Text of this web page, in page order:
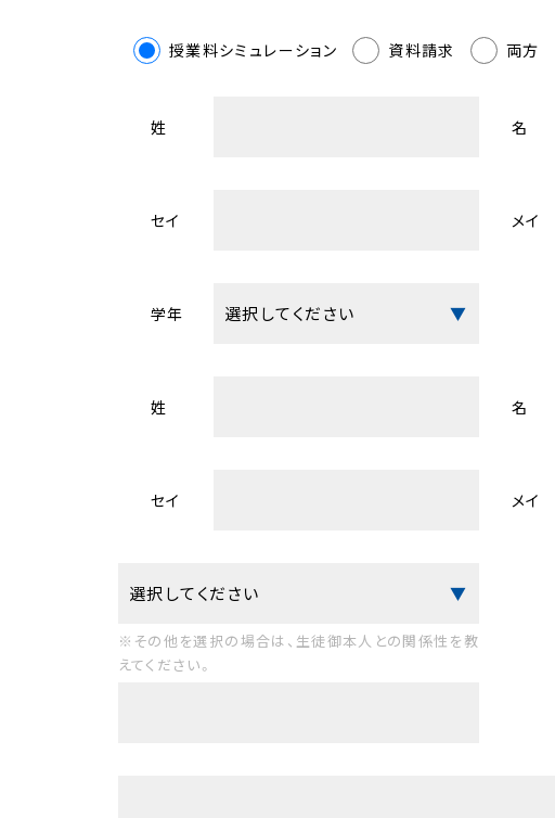
授業料シミュレーション 資料請求 両方
姓 名
セイ メイ
学年
姓 名
セイ メイ
※その他を選択の場合は、生徒御本人との関係性を教
えてください。